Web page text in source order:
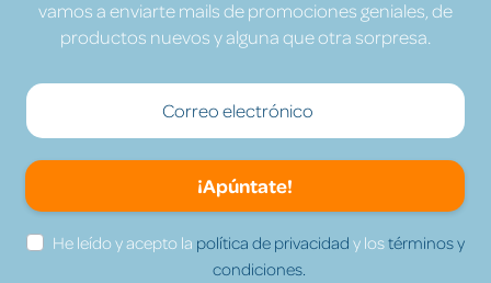
vamos a enviarte mails de promociones geniales, de
productos nuevos y alguna que otra sorpresa.
¡Apúntate!
He leído y acepto la política de privacidad y lostérminos y
condiciones.